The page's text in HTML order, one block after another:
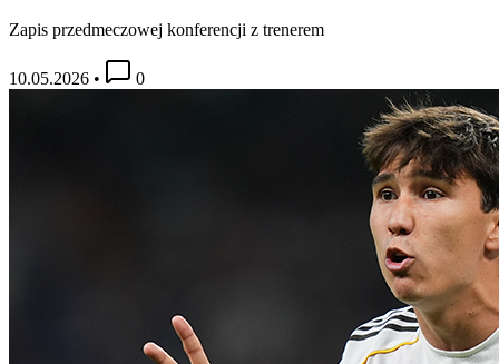
Zapis przedmeczowej konferencji z trenerem
10.05.2026 • 0